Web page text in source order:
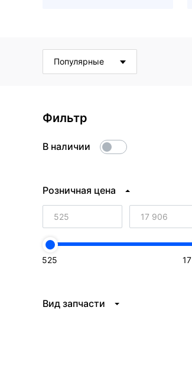
Популярные
Фильтр
В наличии
Розничная цена
525
Вид запчасти